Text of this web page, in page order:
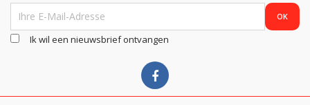
Ik wil een nieuwsbrief ontvangen